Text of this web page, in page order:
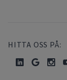
HITTA OSS PÅ: